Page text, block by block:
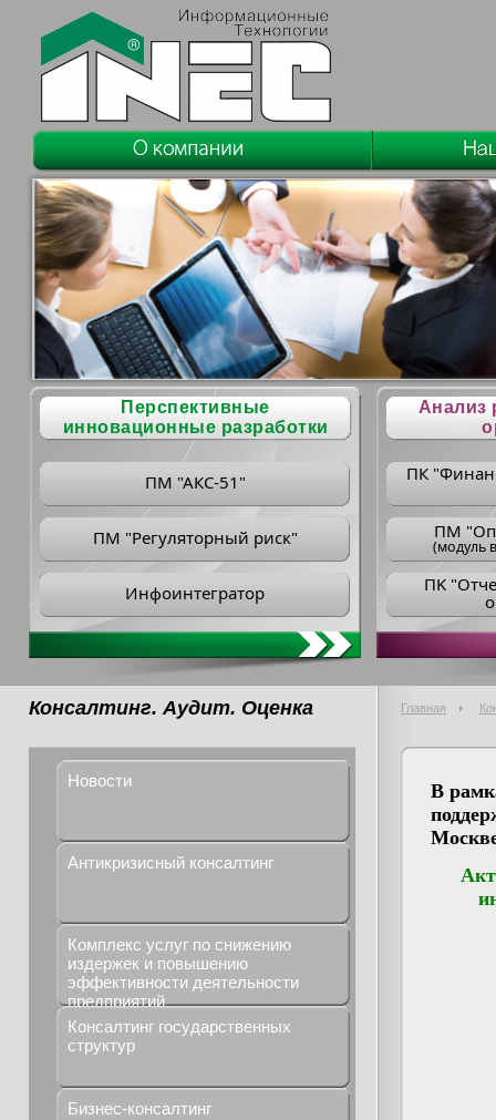
Перспективные
инновационные разработки
ПМ "АКС-51"
ПМ "Регуляторный риск"
Инфоинтегратор
Анализ
ПК
ПM
(модуль
ПK
Консалтинг. Аудит. Оценка Главная
Новости
Антикризисный консалтинг
Комплекс услуг по снижению
издержек и повышению
эффективности деятельности
предприятий
Консалтинг государственных
структур
Бизнес-консалтинг
В